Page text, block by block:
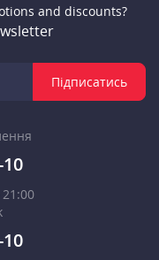
and discounts?
Підписатись